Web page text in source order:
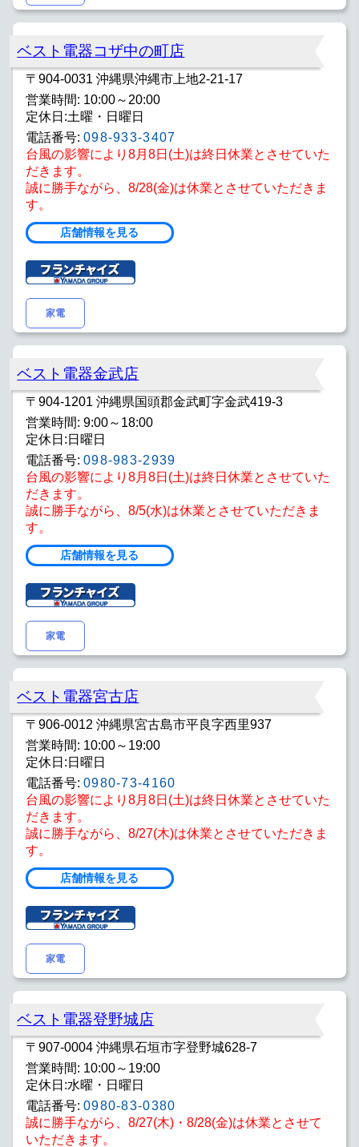
ベスト電器コザ中の町店
〒904-0031 沖縄県沖縄市上地2-21-17
営業時間: 10:00～20:00
定休日:土曜・日曜日
電話番号: 098-933-3407
台風の影響により8月8日(土)は終日休業とさせていた
だきます。
誠に勝手ながら、8/28(金)は休業とさせていただきま
す。
店舗情報を見る
家電
ベスト電器金武店
〒904-1201 沖縄県国頭郡金武町字金武419-3
営業時間: 9:00～18:00
定休日:日曜日
電話番号: 098-983-2939
台風の影響により8月8日(土)は終日休業とさせていた
だきます。
誠に勝手ながら、8/5(水)は休業とさせていただきま
す。
店舗情報を見る
家電
ベスト電器宮古店
〒906-0012 沖縄県宮古島市平良字西里937
営業時間: 10:00～19:00
定休日:日曜日
電話番号: 0980-73-4160
台風の影響により8月8日(土)は終日休業とさせていた
だきます。
誠に勝手ながら、8/27(木)は休業とさせていただきま
す。
店舗情報を見る
家電
ベスト電器登野城店
〒907-0004 沖縄県石垣市字登野城628-7
営業時間: 10:00～19:00
定休日:水曜・日曜日
電話番号: 0980-83-0380
誠に勝手ながら、8/27(木)・8/28(金)は休業とさせて
いただきます。